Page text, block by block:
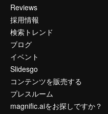
Reviews
採用情報
検索トレンド
ブログ
イベント
Slidesgo
コンテンツを販売する
プレスルーム
magnific.aiをお探しですか？